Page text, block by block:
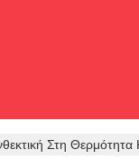
Στη Θερμότητα